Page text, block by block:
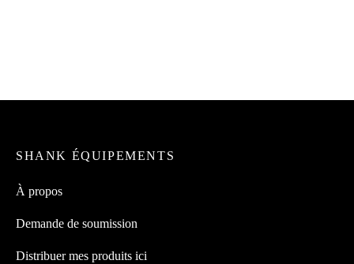
SHANK ÉQUIPEMENTS
À propos
Demande de soumission
Distribuer mes produits ici